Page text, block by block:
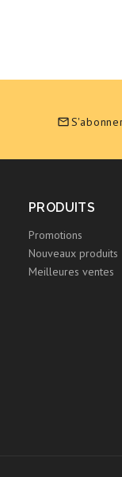

PRODUITS
Promotions
Nouveaux produits
Meilleures ventes